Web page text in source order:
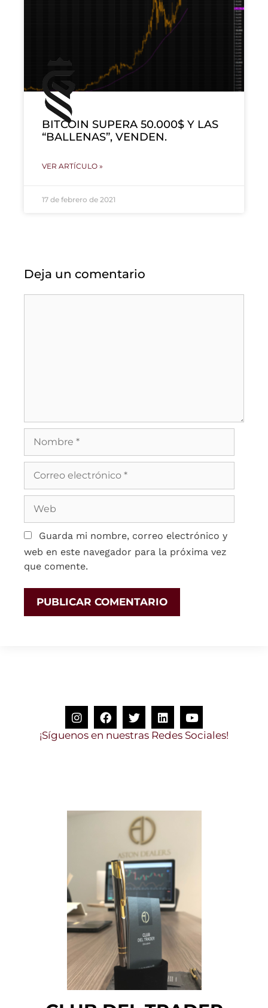
BITCOIN SUPERA 50.000$ Y LAS
“BALLENAS”, VENDEN.
VER ARTÍCULO »
17 de febrero de 2021
Deja un comentario
Guarda mi nombre, correo electrónico y
web en este navegador para la próxima vez
que comente.
¡Síguenos e n nuestras Redes Sociale